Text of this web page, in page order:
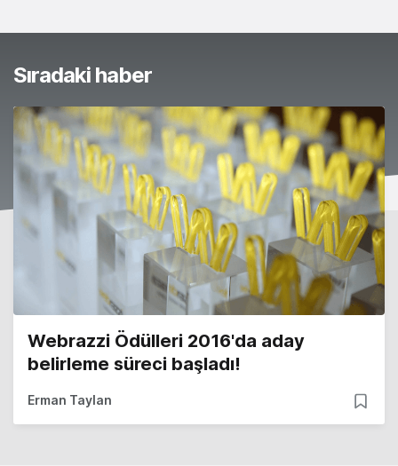
Sıradaki haber
Webrazzi Ödülleri 2016'da aday
belirleme süreci başladı!
Erman Taylan